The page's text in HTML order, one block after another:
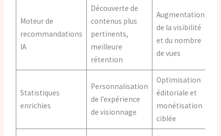
Moteur de
recommandations
IA
Découverte de
contenus plus
pertinents,
meilleure
rétention
Augmentation
de la visibilité
et du nombre
de vues
Statistiques
enrichies
Personnalisation
de l’expérience
de visionnage
Optimisation
éditoriale et
monétisation
ciblée